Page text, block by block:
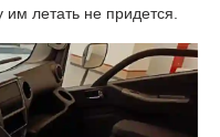
летать не придется.